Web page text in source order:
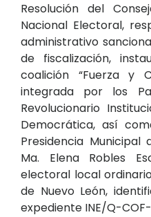
Resolución del
Nacional Electoral,
administrativo
de fiscalización,
coalición “Fuerza y
integrada por los
Revolucionario
Democrática, así
Presidencia Municipal
Ma. Elena Robles
electoral local
de Nuevo León,
expediente INE/Q-